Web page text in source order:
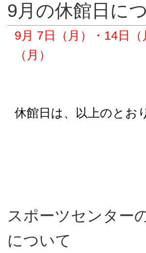
9月の休館日に
9月 7日（月）・14日（
（月）
休館日は、以上のとお
スポーツセンター
について